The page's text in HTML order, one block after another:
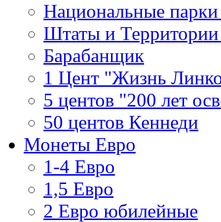
Национальные
Штаты и
Барабанщик
1 Цент "Жизнь
5 центов "200 лет
50 центов Кеннеди
Монеты Евро
1-4 Евро
1,5 Евро
2 Евро юбилейные